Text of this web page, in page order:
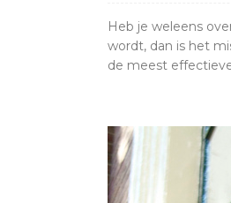
Heb je weleens
wordt, dan is het
de meest